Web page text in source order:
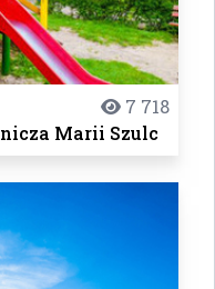
7 718
Marii Szulc